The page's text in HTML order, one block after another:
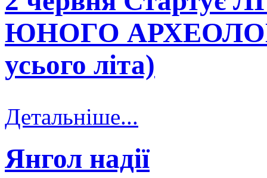
ЮНОГО
усього літа)
Детальніше...
Янгол надії